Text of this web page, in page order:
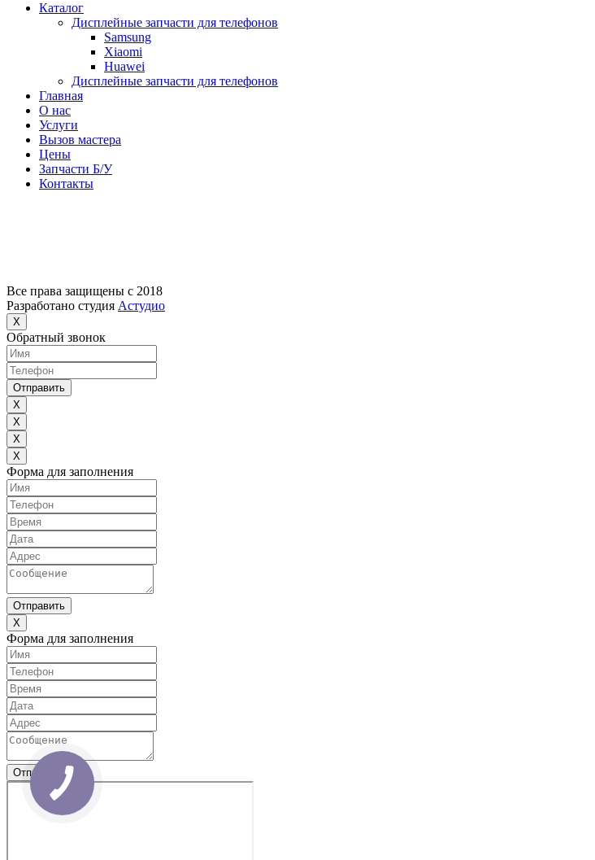
Каталог
Дисплейные запчасти для телефонов
Samsung
Xiaomi
Huawei
Дисплейные запчасти для телефонов
Главная
О нас
Услуги
Вызов мастера
Цены
Запчасти Б/У
Контакты
Все права защищены с 2018
Разработано студия Астудио
X
Обратный звонок
Отправить
X
X
X
X
Форма для заполнения
Отправить
X
Форма для заполнения
Отправить